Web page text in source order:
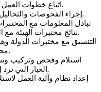
اتباع خطوات العمل القياسية داخل مختبرات الهيئة.
إجراء الفحوصات والتحاليل المخبرية للعينات محل البحث.
تبادل المعلومات مع
نتائج مختبرات الهيئة مع النتائج القياسية لهذه المختبرات.
التنسيق مع مختبرات الدولة
مجال تبادل الخبرات والمعلومات.
استلام وفحص وتركيب
الغيار التي ترد إلى المختبرات المختلفة بالهيئة.
إعداد نظام وآلية العمل